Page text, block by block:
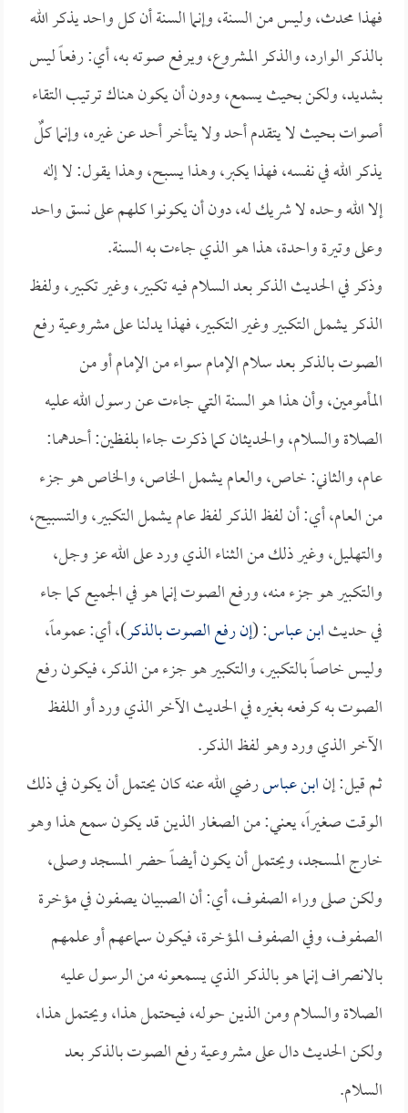
فهذا محدث، وليس من السنة، وإنما السنة أن كل واحد يذكر الله
بالذكر الوارد، والذكر المشروع، ويرفع صوته به، أي: رفعاً ليس
بشديد، ولكن بحيث يسمع، ودون أن يكون هناك ترتيب التقاء
أصوات بحيث لا يتقدم أحد ولا يتأخر أحد عن غيره، وإنما كلٌ
يذكر الله في نفسه، فهذا يكبر، وهذا يسبح، وهذا يقول: لا إله
إلا الله وحده لا شريك له، دون أن يكونوا كلهم على نسق واحد
وعلى وتيرة واحدة، هذا هو الذي جاءت به السنة.
وذكر في الحديث الذكر بعد السلام فيه تكبير، وغير تكبير، ولفظ
الذكر يشمل التكبير وغير التكبير، فهذا يدلنا على مشروعية رفع
الصوت بالذكر بعد سلام الإمام سواء من الإمام أو من
المأمومين، وأن هذا هو السنة التي جاءت عن رسول الله عليه
الصلاة والسلام، والحديثان كما ذكرت جاءا بلفظين: أحدهما:
عام، والثاني: خاص، والعام يشمل الخاص، والخاص هو جزء
من العام، أي: أن لفظ الذكر لفظ عام يشمل التكبير، والتسبيح،
والتهليل، وغير ذلك من الثناء الذي ورد على الله عز وجل،
والتكبير هو جزء منه، ورفع الصوت إنما هو في الجميع كما جاء
في حديثابن عباس: (إن رفع الصوت بالذكر)، أي: عموماً،
وليس خاصاً بالتكبير، والتكبير هو جزء من الذكر، فيكون رفع
الصوت به كرفعه بغيره في الحديث الآخر الذي ورد أو اللفظ
الآخر الذي ورد وهو لفظ الذكر.
ثم قيل: إنابن عباسرضي الله عنه كان يحتمل أن يكون في ذلك
الوقت صغيراً، يعني: من الصغار الذين قد يكون سمع هذا وهو
خارج المسجد، ويحتمل أن يكون أيضاً حضر المسجد وصلى،
ولكن صلى وراء الصفوف، أي: أن الصبيان يصفون في مؤخرة
الصفوف، وفي الصفوف المؤخرة، فيكون سماعهم أو علمهم
بالانصراف إنما هو بالذكر الذي يسمعونه من الرسول عليه
الصلاة والسلام ومن الذين حوله، فيحتمل هذا، ويحتمل هذا،
ولكن الحديث دال على مشروعية رفع الصوت بالذكر بعد
السلام.